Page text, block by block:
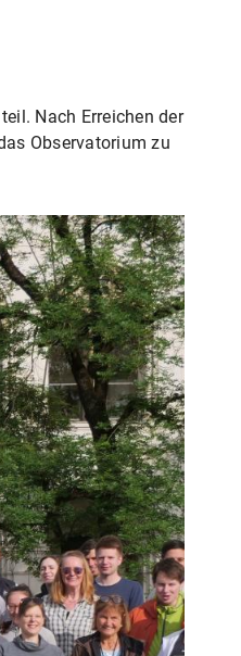
Nach Erreichen der
Observatorium zu